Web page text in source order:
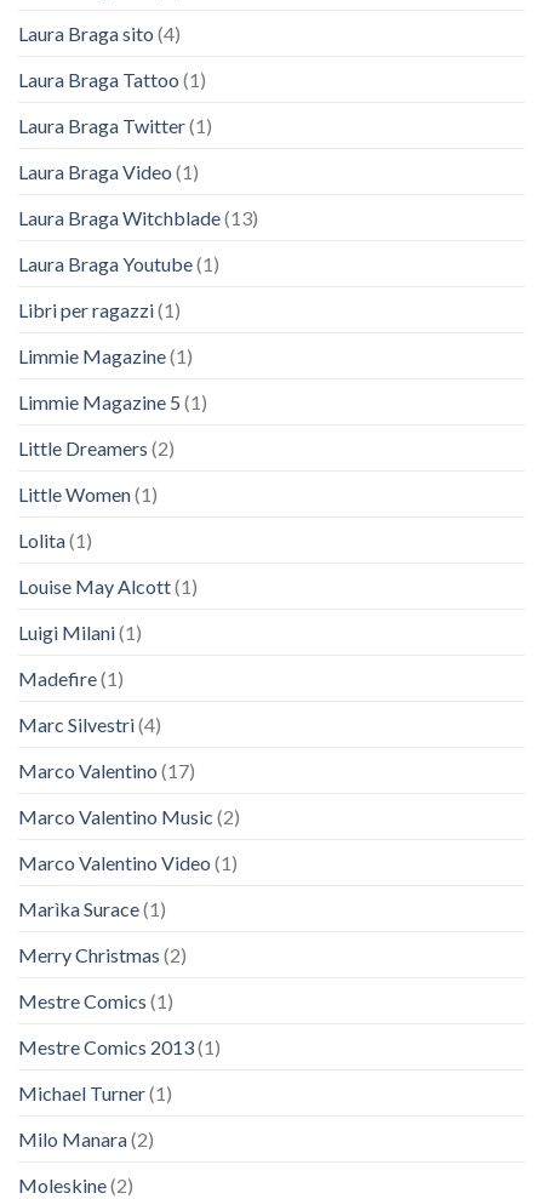
Laura Braga sito (4)
Laura Braga Tattoo (1)
Laura Braga Twitter(1)
Laura Braga Video (1)
Laura Braga Witchblade(13)
Laura Braga Youtube(1)
Libri per ragazzi(1)
Limmie Magazine(1)
Limmie Magazine 5 (1)
Little Dreamers (2)
Little Women(1)
Lolita(1)
Louise May Alcott(1)
Luigi Milani(1)
Madefire(1)
Marc Silvestri(4)
Marco Valentino (17)
Marco Valentino Music (2)
Marco Valentino Video (1)
Marìka Surace(1)
Merry Christmas (2)
Mestre Comics (1)
Mestre Comics 2013(1)
Michael Turner(1)
Milo Manara(2)
Moleskine(2)